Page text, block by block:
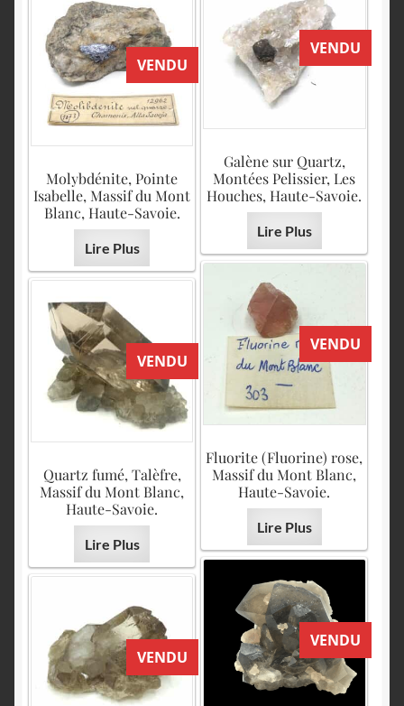
VENDU
Galène sur Quartz,
Montées Pelissier, Les
Houches, Haute-Savoie.
Lire Plus
VENDU
Molybdénite, Pointe
Isabelle, Massif du Mont
Blanc, Haute-Savoie.
Lire Plus
VENDU
Fluorite (Fluorine) rose,
Massif du Mont Blanc,
Haute-Savoie.
Lire Plus
VENDU
Quartz fumé, Talèfre,
Massif du Mont Blanc,
Haute-Savoie.
Lire Plus
VENDU
VENDU